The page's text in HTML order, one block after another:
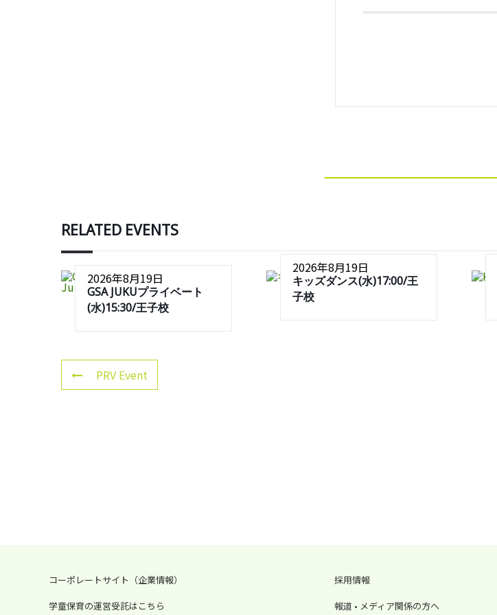
RELATED EVENTS
2026年8月19日
GSA JUKUプライベート
(水)15:30/王子校
2026年8月19日
キッズダンス(水)17:00/王
子校
PRV Event
コーポレートサイト（企業情報）
学童保育の運営受託はこちら
採用情報
報道 • メディア関係の方へ